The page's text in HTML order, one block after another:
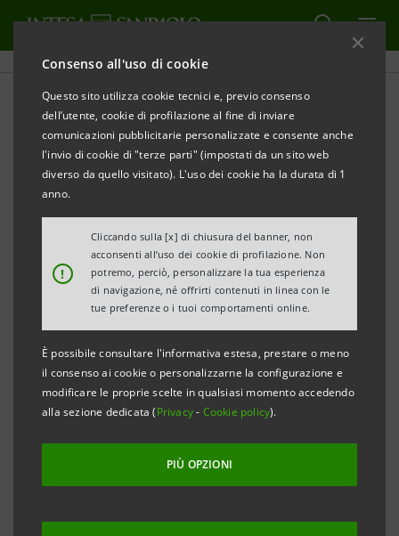
Consenso all'uso di cookie
Questo sito utilizza cookie tecnici e, previo consenso
dell’utente, cookie di profilazione al fine di inviare
comunicazioni pubblicitarie personalizzate e consente anche
l'invio di cookie di "terze parti" (impostati da un sito web
diverso da quello visitato). L'uso dei cookie ha la durata di 1
anno.
!
Cliccando sulla [x] di chiusura del banner, non
acconsenti all’uso dei cookie di profilazione. Non
potremo, perciò, personalizzare la tua esperienza
di navigazione, né offrirti contenuti in linea con le
tue preferenze o i tuoi comportamenti online.
È possibile consultare l'informativa estesa, prestare o meno
il consenso ai cookie o personalizzarne la configurazione e
modificare le proprie scelte in qualsiasi momento accedendo
alla sezione dedicata (Privacy- Cookie policy).
PIÙ OPZIONI
La Coppa Davis 1976
raccontata da Federico
Nicola Pietrangeli, Adriano Panatta, Paolo Bertolucci,
Tonino Zugarelli e Corrado Barazzutti. Questa la
formazione del 18 dicembre 1976: anno in cui l’Italia
torneo maschile a squadre. In questo podcast firmato